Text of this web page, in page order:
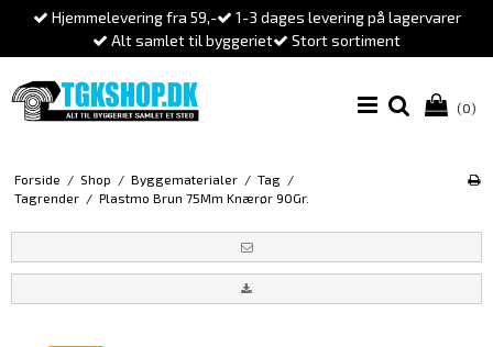
Hjemmelevering fra 59,-
1-3 dages levering på lagervarer
Alt samlet til byggeriet
Stort sortiment
(0)
Forside / Shop / Byggematerialer / Tag /
Tagrender / Plastmo Brun 75Mm Knærør 90Gr.